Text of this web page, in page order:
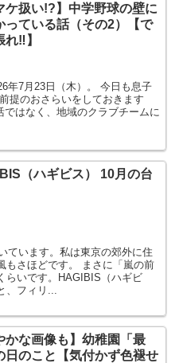
ケ扱い!?】中学野球の壁に
っている話（その2）【で
れ‼】
年7月23日（木）。 今日も息子
提のおさらいをしておきます
はなく、地域のクラブチームに
（ハギビス） 10月の台
ています。私は東京の郊外に住
もさほどです。 まさに「嵐の前
らいです。HAGIBIS（ハギビ
、フィリ...
かな画像も】幼稚園「最
日のこと【気付かず色褪せ